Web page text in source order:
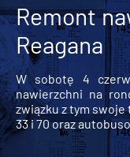
Remont
Reagana
W sobotę 4
nawierzchni na
związku z tym swoje
33 i 70 oraz